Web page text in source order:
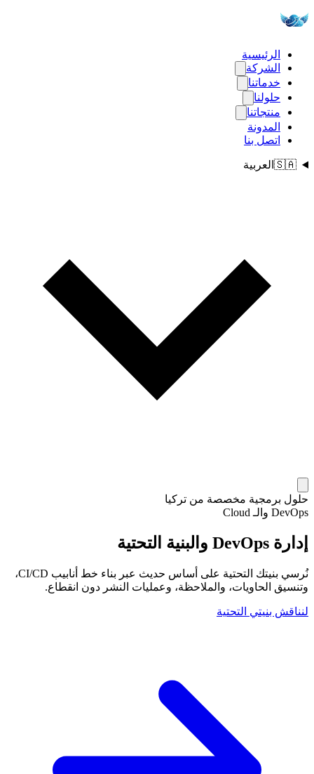
الرئيسية
الشركة
خدماتنا
حلولنا
منتجاتنا
المدونة
اتصل بنا
🇸🇦العربية
حلول برمجية مخصصة من تركيا
DevOps والـ Cloud
إدارة DevOps والبنية التحتية
نُرسي بنيتك التحتية على أساس حديث عبر بناء خط أنابيب CI/CD،
وتنسيق الحاويات، والملاحظة، وعمليات النشر دون انقطاع.
لنناقش بنيتي التحتية